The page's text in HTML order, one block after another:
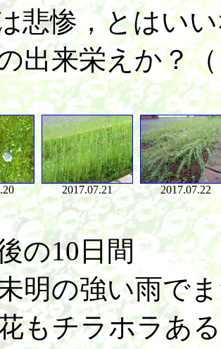
悲惨，とはい
出来栄えか？
2017.07.21 2017.07.22
の10日間
明の強い雨で
もチラホラあ